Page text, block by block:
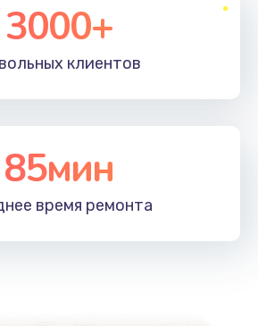
3000+
клиентов
85мин
время ремонта